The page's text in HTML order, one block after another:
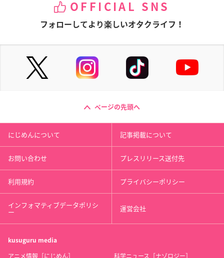
OFFICIAL SNS
フォローしてより楽しいオタクライフ！
ページの先頭へ
にじめんについて 記事掲載について
お問い合わせ プレスリリース送付先
利用規約 プライバシーポリシー
インフォマティブデータポリシ
ー 運営会社
kusuguru media
アニメ情報［にじめん］ 科学ニュース［ナゾロジー］